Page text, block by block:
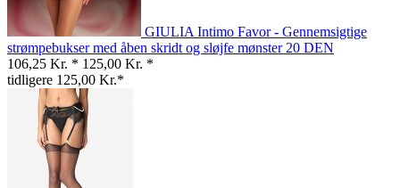
GIULIA Intimo Favor - Gennemsigtige
strømpebukser med åben skridt og sløjfe mønster 20 DEN
106,25 Kr. * 125,00 Kr. *
tidligere 125,00 Kr.*